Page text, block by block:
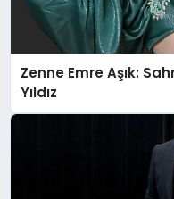
Zenne Emre Aşık:
Yıldız